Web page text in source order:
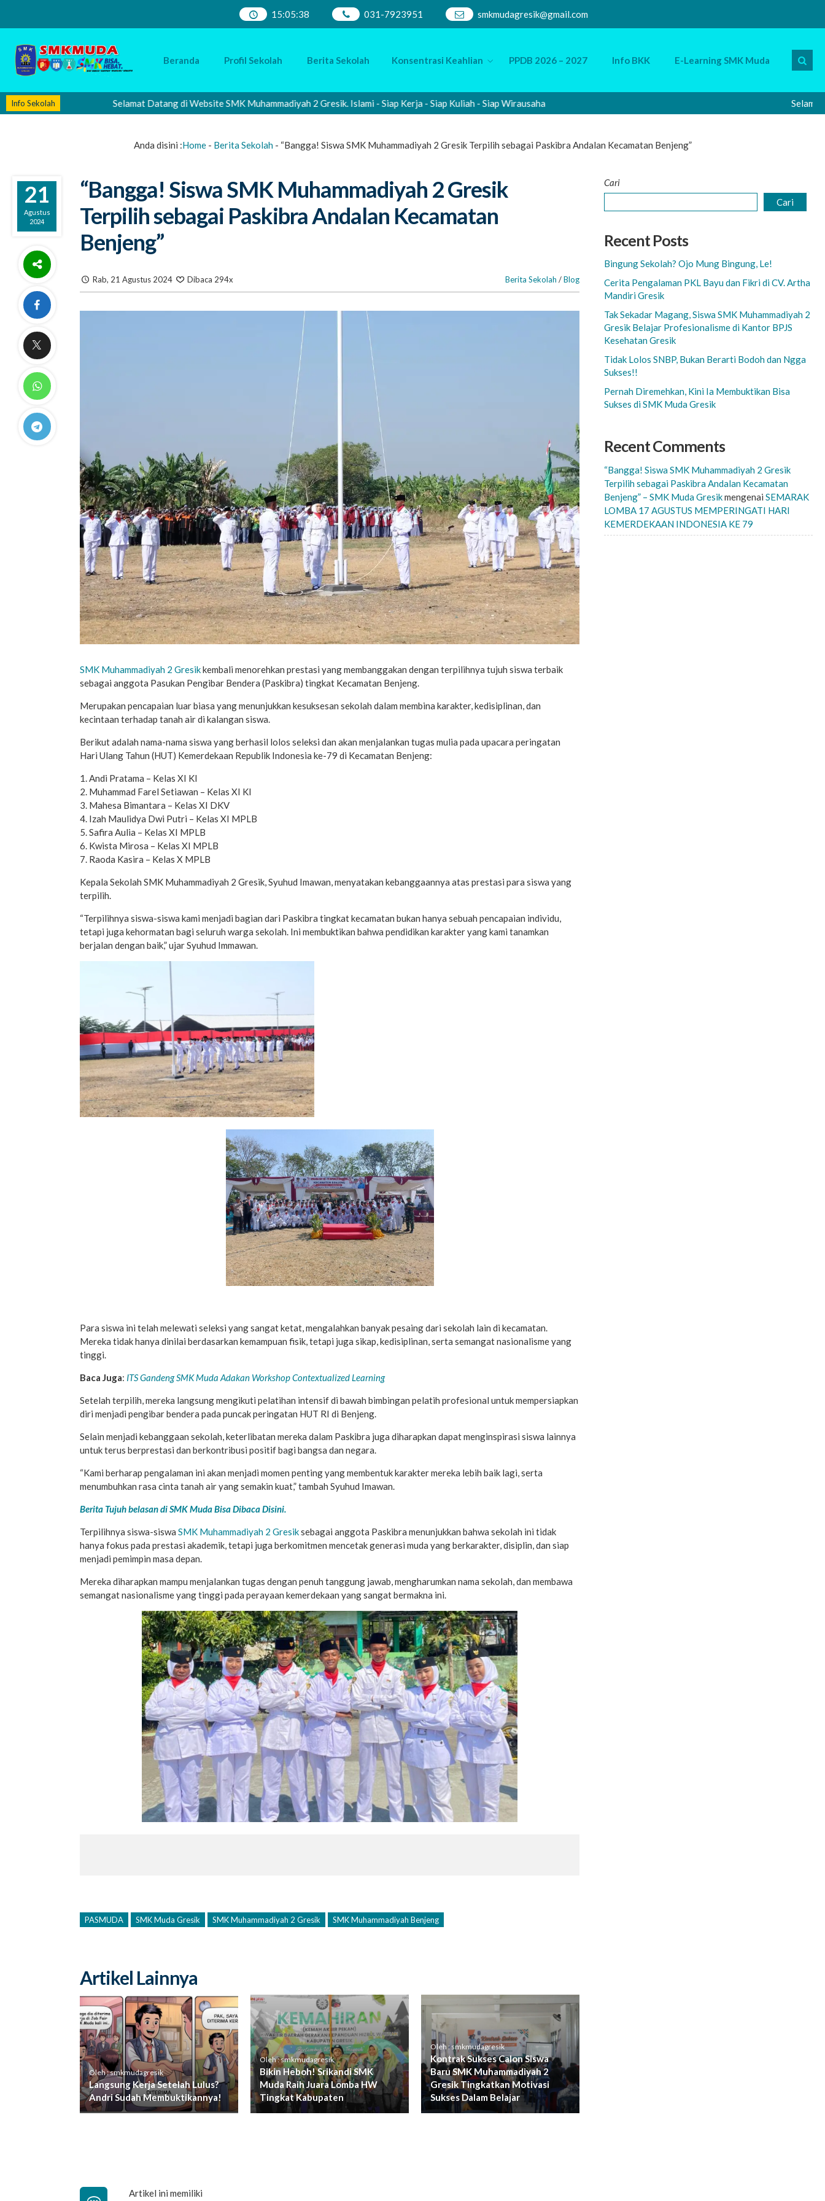
15:05:40 031-7923951 smkmudagresik@gmail.com
Beranda Profil Sekolah Berita Sekolah Konsentrasi Keahlian PPDB 2026 – 2027 Info BKK E-Learning SMK Muda
Info Sekolah Selamat
Selamat Datang di Website SMK Muhammadiyah 2 Gresik. Islami - Siap Kerja - Siap Kuliah - Siap Wirausaha
Anda disini :Home- Berita Sekolah- “Bangga! Siswa SMK Muhammadiyah 2 Gresik Terpilih sebagai Paskibra Andalan Kecamatan Benjeng”
21
Agustus
2024
“Bangga! Siswa SMK Muhammadiyah 2 Gresik
Terpilih sebagai Paskibra Andalan Kecamatan
Benjeng”
Rab, 21 Agustus 2024 Dibaca 294x Berita Sekolah /Blog
SMK Muhammadiyah 2 Gresikkembali menorehkan prestasi yang membanggakan dengan terpilihnya tujuh siswa terbaik
sebagai anggota Pasukan Pengibar Bendera (Paskibra) tingkat Kecamatan Benjeng.
Merupakan pencapaian luar biasa yang menunjukkan kesuksesan sekolah dalam membina karakter, kedisiplinan, dan
kecintaan terhadap tanah air di kalangan siswa.
Berikut adalah nama-nama siswa yang berhasil lolos seleksi dan akan menjalankan tugas mulia pada upacara peringatan
Hari Ulang Tahun (HUT) Kemerdekaan Republik Indonesia ke-79 di Kecamatan Benjeng:
1. Andi Pratama – Kelas XI KI
2. Muhammad Farel Setiawan – Kelas XI KI
3. Mahesa Bimantara – Kelas XI DKV
4. Izah Maulidya Dwi Putri – Kelas XI MPLB
5. Safira Aulia – Kelas XI MPLB
6. Kwista Mirosa – Kelas XI MPLB
7. Raoda Kasira – Kelas X MPLB
Kepala Sekolah SMK Muhammadiyah 2 Gresik, Syuhud Imawan, menyatakan kebanggaannya atas prestasi para siswa yang
terpilih.
“Terpilihnya siswa-siswa kami menjadi bagian dari Paskibra tingkat kecamatan bukan hanya sebuah pencapaian individu,
tetapi juga kehormatan bagi seluruh warga sekolah. Ini membuktikan bahwa pendidikan karakter yang kami tanamkan
berjalan dengan baik,” ujar Syuhud Immawan.
Para siswa ini telah melewati seleksi yang sangat ketat, mengalahkan banyak pesaing dari sekolah lain di kecamatan.
Mereka tidak hanya dinilai berdasarkan kemampuan fisik, tetapi juga sikap, kedisiplinan, serta semangat nasionalisme yang
tinggi.
Baca Juga: ITS Gandeng SMK Muda Adakan Workshop Contextualized Learning
Setelah terpilih, mereka langsung mengikuti pelatihan intensif di bawah bimbingan pelatih profesional untuk mempersiapkan
diri menjadi pengibar bendera pada puncak peringatan HUT RI di Benjeng.
Selain menjadi kebanggaan sekolah, keterlibatan mereka dalam Paskibra juga diharapkan dapat menginspirasi siswa lainnya
untuk terus berprestasi dan berkontribusi positif bagi bangsa dan negara.
“Kami berharap pengalaman ini akan menjadi momen penting yang membentuk karakter mereka lebih baik lagi, serta
menumbuhkan rasa cinta tanah air yang semakin kuat,” tambah Syuhud Imawan.
Berita Tujuh belasan di SMK Muda Bisa Dibaca Disini.
Terpilihnya siswa-siswa SMK Muhammadiyah 2 Gresiksebagai anggota Paskibra menunjukkan bahwa sekolah ini tidak
hanya fokus pada prestasi akademik, tetapi juga berkomitmen mencetak generasi muda yang berkarakter, disiplin, dan siap
menjadi pemimpin masa depan.
Mereka diharapkan mampu menjalankan tugas dengan penuh tanggung jawab, mengharumkan nama sekolah, dan membawa
semangat nasionalisme yang tinggi pada perayaan kemerdekaan yang sangat bermakna ini.
PASMUDA SMK Muda Gresik SMK Muhammadiyah 2 Gresik SMK Muhammadiyah Benjeng
Artikel Lainnya
Oleh : smkmudagresik
Langsung Kerja Setelah Lulus?
Andri Sudah Membuktikannya!
Oleh : smkmudagresik
Bikin Heboh! Srikandi SMK
Muda Raih Juara Lomba HW
Tingkat Kabupaten
Oleh : smkmudagresik
Kontrak Sukses Calon Siswa
Baru SMK Muhammadiyah 2
Gresik Tingkatkan Motivasi
Sukses Dalam Belajar
Artikel ini memiliki
Cari
Cari
Recent Posts
Bingung Sekolah? Ojo Mung Bingung, Le!
Cerita Pengalaman PKL Bayu dan Fikri di CV. Artha
Mandiri Gresik
Tak Sekadar Magang, Siswa SMK Muhammadiyah 2
Gresik Belajar Profesionalisme di Kantor BPJS
Kesehatan Gresik
Tidak Lolos SNBP, Bukan Berarti Bodoh dan Ngga
Sukses!!
Pernah Diremehkan, Kini Ia Membuktikan Bisa
Sukses di SMK Muda Gresik
Recent Comments
“Bangga! Siswa SMK Muhammadiyah 2 Gresik
Terpilih sebagai Paskibra Andalan Kecamatan
Benjeng” – SMK Muda Gresikmengenai SEMARAK
LOMBA 17 AGUSTUS MEMPERINGATI HARI
KEMERDEKAAN INDONESIA KE 79